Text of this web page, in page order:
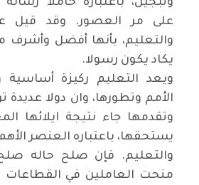
وتبجيل، باعتباره حاملا
على مر العصور. وقد قيل
والتعليم، بأنها أفضل وأشرف
يكاد يكون رسولا.
ويعد التعليم ركيزة
الأمم وتطورها، وان دولا
وتقدمها جاء نتيجة ايلائها
يستحقها، باعتباره العنصر
والتعليم. فإن صلح حاله
منحت العاملين في القطاعات